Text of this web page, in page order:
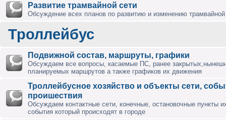
Развитие трамвайной сети
Обсуждение всех планов по развитию и изменению трамвайной
Троллейбус
Подвижной состав, маршруты, графики
Обсуждаем все вопросы, касаемые ПС, ранее
планируемых маршрутов а также графиков их движения
Троллейбусное хозяйство и объекты сети,
проишествия
Обсуждаем контактные сети, конечные, остановочные пункты
события который происходят в городе